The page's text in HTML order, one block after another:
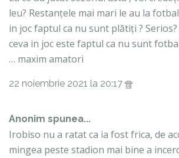
leu? Restanțele mai mari le au la
in joc faptul ca nu sunt plătiți ?
ceva in joc este faptul ca nu sunt
… maxim amatori
22 noiembrie 2021 la 20:17
Anonim spunea...
Irobiso nu a ratat ca ia fost frica, de
mingea peste stadion mai bine a